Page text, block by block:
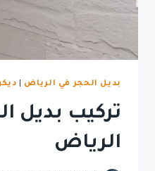
بديل الحجر في الرياض
تركيب بديل
الرياض